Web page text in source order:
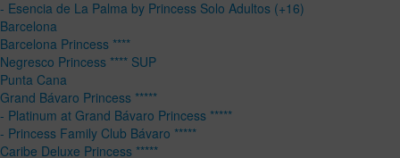
- Esencia de La Palma by Princess Solo Adultos (+16)
Barcelona
Barcelona Princess ****
Negresco Princess **** SUP
Punta Cana
Grand Bávaro Princess *****
- Platinum at Grand Bávaro Princess *****
- Princess Family Club Bávaro *****
Caribe Deluxe Princess *****